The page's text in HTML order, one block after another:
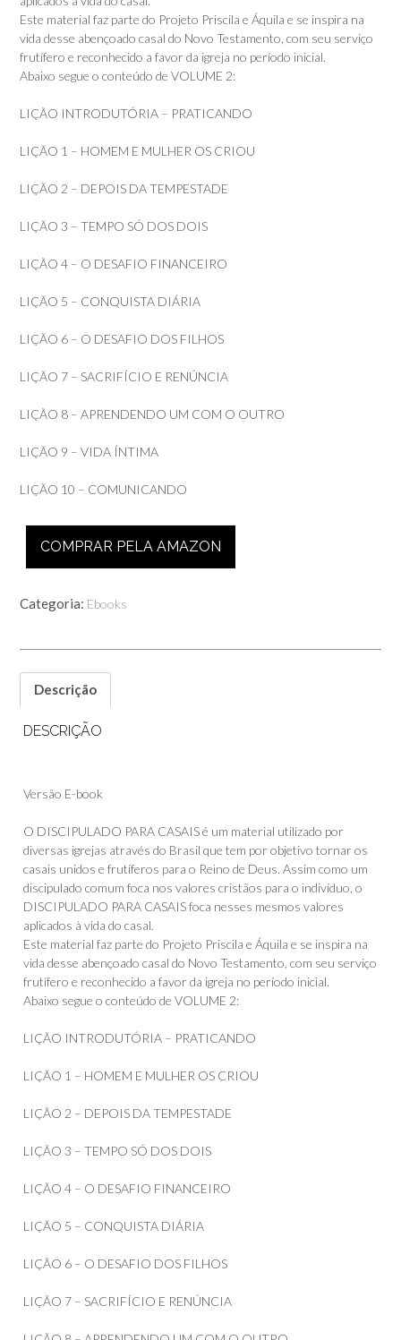
Este material faz parte do Projeto Priscila e Áquila e se inspira na
vida desse abençoado casal do Novo Testamento, com seu serviço
frutífero e reconhecido a favor da igreja no período inicial.
Abaixo segue o conteúdo de VOLUME 2:
LIÇÃO INTRODUTÓRIA – PRATICANDO
LIÇÃO 1 – HOMEM E MULHER OS CRIOU
LIÇÃO 2 – DEPOIS DA TEMPESTADE
LIÇÃO 3 – TEMPO SÓ DOS DOIS
LIÇÃO 4 – O DESAFIO FINANCEIRO
LIÇÃO 5 – CONQUISTA DIÁRIA
LIÇÃO 6 – O DESAFIO DOS FILHOS
LIÇÃO 7 – SACRIFÍCIO E RENÚNCIA
LIÇÃO 8 – APRENDENDO UM COM O OUTRO
LIÇÃO 9 – VIDA ÍNTIMA
LIÇÃO 10 – COMUNICANDO
COMPRAR PELA AMAZON
Categoria: Ebooks
Descrição
DESCRIÇÃO
Versão E-book
O DISCIPULADO PARA CASAIS é um material utilizado por
diversas igrejas através do Brasil que tem por objetivo tornar os
casais unidos e frutíferos para o Reino de Deus. Assim como um
discipulado comum foca nos valores cristãos para o indivíduo, o
DISCIPULADO PARA CASAIS foca nesses mesmos valores
aplicados à vida do casal.
Este material faz parte do Projeto Priscila e Áquila e se inspira na
vida desse abençoado casal do Novo Testamento, com seu serviço
frutífero e reconhecido a favor da igreja no período inicial.
Abaixo segue o conteúdo de VOLUME 2:
LIÇÃO INTRODUTÓRIA – PRATICANDO
LIÇÃO 1 – HOMEM E MULHER OS CRIOU
LIÇÃO 2 – DEPOIS DA TEMPESTADE
LIÇÃO 3 – TEMPO SÓ DOS DOIS
LIÇÃO 4 – O DESAFIO FINANCEIRO
LIÇÃO 5 – CONQUISTA DIÁRIA
LIÇÃO 6 – O DESAFIO DOS FILHOS
LIÇÃO 7 – SACRIFÍCIO E RENÚNCIA